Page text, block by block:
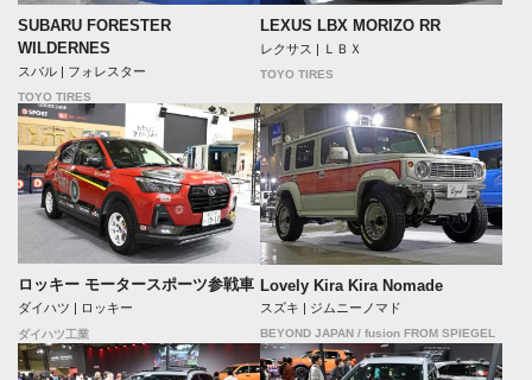
SUBARU FORESTER
WILDERNES
スバル | フォレスター
TOYO TIRES
LEXUS LBX MORIZO RR
レクサス | ＬＢＸ
TOYO TIRES
ロッキー モータースポーツ参戦車
ダイハツ | ロッキー
ダイハツ工業
Lovely Kira Kira Nomade
スズキ | ジムニーノマド
BEYOND JAPAN / fusion FROM SPIEGEL